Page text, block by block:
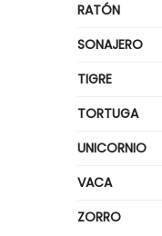
RATÓN
SONAJERO
TIGRE
TORTUGA
UNICORNIO
VACA
ZORRO